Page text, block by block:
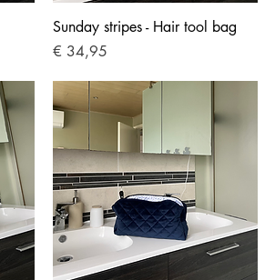
Snel overzicht
Sunday stripes - Hair tool bag
Prijs
€ 34,95